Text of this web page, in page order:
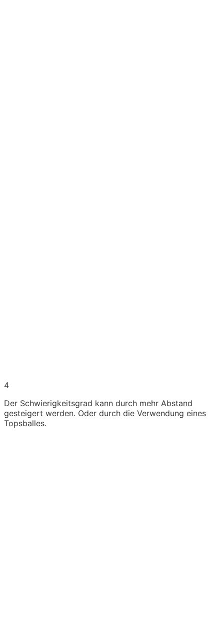
4
Der Schwierigkeitsgrad kann durch mehr Abstand
gesteigert werden. Oder durch die Verwendung eines
Topsballes.